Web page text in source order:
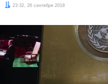
Дата:23:32, 26 сентября 2018